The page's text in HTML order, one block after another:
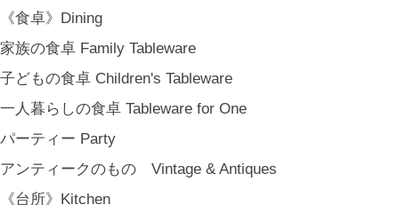
《食卓》Dining
家族の食卓 Family Tableware
子どもの食卓 Children's Tableware
一人暮らしの食卓 Tableware for One
パーティー Party
アンティークのもの Vintage & Antiques
《台所》Kitchen